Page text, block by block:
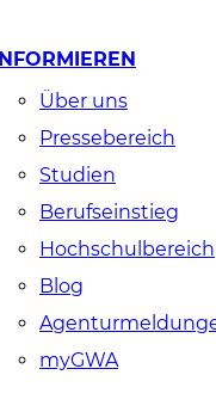
INFORMIEREN
Über uns
Pressebereich
Studien
Berufseinstieg
Hochschulbereich
Blog
myGWA